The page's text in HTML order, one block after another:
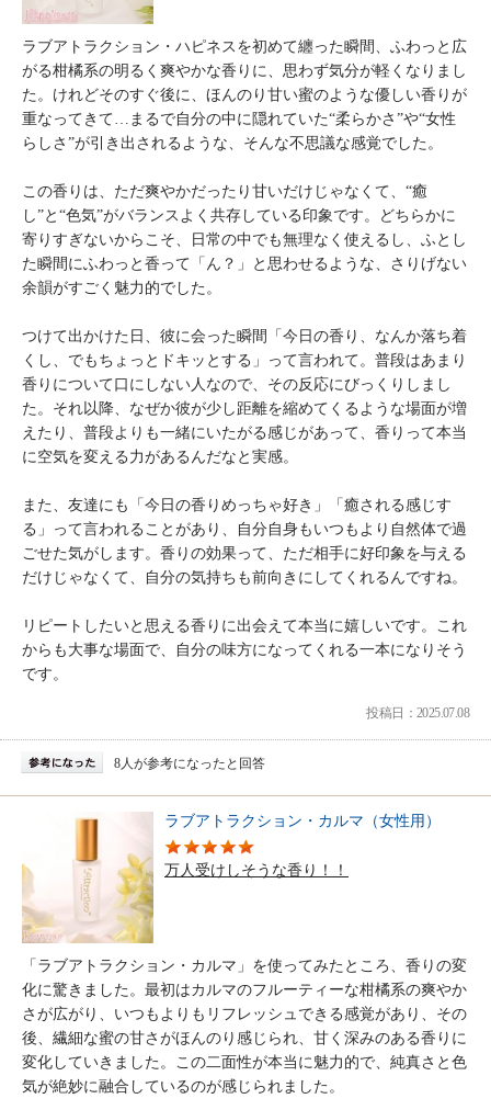
ラブアトラクション・ハピネスを初めて纏った瞬間、ふわっと広
がる柑橘系の明るく爽やかな香りに、思わず気分が軽くなりまし
た。けれどそのすぐ後に、ほんのり甘い蜜のような優しい香りが
重なってきて…まるで自分の中に隠れていた“柔らかさ”や“女性
らしさ”が引き出されるような、そんな不思議な感覚でした。
この香りは、ただ爽やかだったり甘いだけじゃなくて、“癒
し”と“色気”がバランスよく共存している印象です。どちらかに
寄りすぎないからこそ、日常の中でも無理なく使えるし、ふとし
た瞬間にふわっと香って「ん？」と思わせるような、さりげない
余韻がすごく魅力的でした。
つけて出かけた日、彼に会った瞬間「今日の香り、なんか落ち着
くし、でもちょっとドキッとする」って言われて。普段はあまり
香りについて口にしない人なので、その反応にびっくりしまし
た。それ以降、なぜか彼が少し距離を縮めてくるような場面が増
えたり、普段よりも一緒にいたがる感じがあって、香りって本当
に空気を変える力があるんだなと実感。
また、友達にも「今日の香りめっちゃ好き」「癒される感じす
る」って言われることがあり、自分自身もいつもより自然体で過
ごせた気がします。香りの効果って、ただ相手に好印象を与える
だけじゃなくて、自分の気持ちも前向きにしてくれるんですね。
リピートしたいと思える香りに出会えて本当に嬉しいです。これ
からも大事な場面で、自分の味方になってくれる一本になりそう
です。
投稿日：2025.07.08
8人が参考になったと回答
ラブアトラクション・カルマ（女性用）
万人受けしそうな香り！！
「ラブアトラクション・カルマ」を使ってみたところ、香りの変
化に驚きました。最初はカルマのフルーティーな柑橘系の爽やか
さが広がり、いつもよりもリフレッシュできる感覚があり、その
後、繊細な蜜の甘さがほんのり感じられ、甘く深みのある香りに
変化していきました。この二面性が本当に魅力的で、純真さと色
気が絶妙に融合しているのが感じられました。